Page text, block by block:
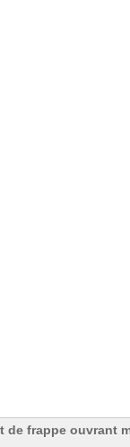
de frappe ouvrant